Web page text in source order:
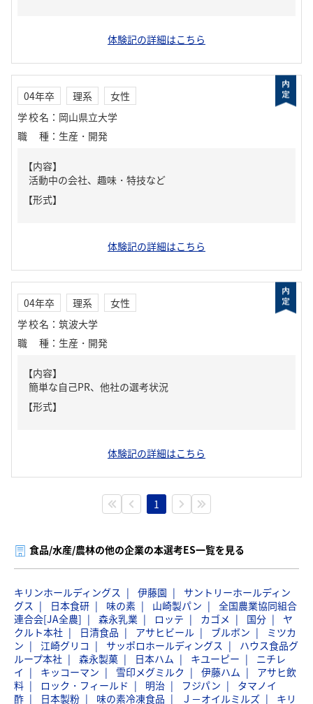
体験記の詳細はこちら
04年卒 理系
女性
学校名 ： 岡山県立大学
職種 ： 生産・開発
【内容】
活動中の会社、趣味・特技など
【形式】
体験記の詳細はこちら
04年卒 理系
女性
学校名 ： 筑波大学
職種 ： 生産・開発
【内容】
簡単な自己PR、他社の選考状況
【形式】
体験記の詳細はこちら
1
食品/水産/農林の他の企業の本選考ES一覧を見る
キリンホールディングス 伊藤園
サントリーホールディン
グス
日本食研 味の素 山崎製パン
全国農業協同組合
連合会[JA全農]
森永乳業 ロッテ カゴメ 国分
ヤ
クルト本社
日清食品 アサヒビール ブルボン
ミツカ
ン
江崎グリコ サッポロホールディングス
ハウス食品グ
ループ本社
森永製菓 日本ハム キユーピー
ニチレ
イ
キッコーマン 雪印メグミルク 伊藤ハム
アサヒ飲
料
ロック・フィールド 明治 フジパン
タマノイ
酢
日本製粉 味の素冷凍食品 Ｊ－オイルミルズ キリ